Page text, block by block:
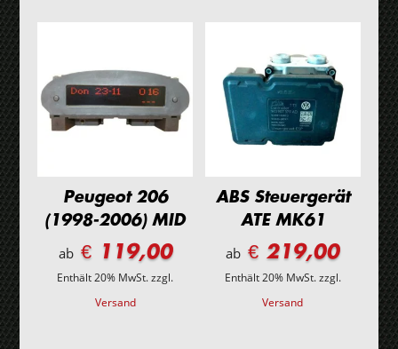
Peugeot 206
(1998-2006) MID
ab€ 119,00
Enthält 20% MwSt.zzgl.
Versand
ABS Steuergerät
ATE MK61
ab € 219,00
Enthält 20% MwSt.zzgl.
Versand